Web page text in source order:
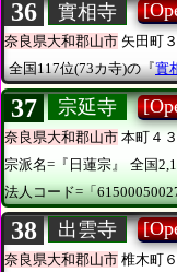
36 實相寺
奈良県大和郡山市 矢田町
全国117位(73カ寺)の『實
37 宗延寺
奈良県大和郡山市 本町４
宗派名=『日蓮宗』
全国
法人コード=「
38 出雲寺
奈良県大和郡山市 椎木町